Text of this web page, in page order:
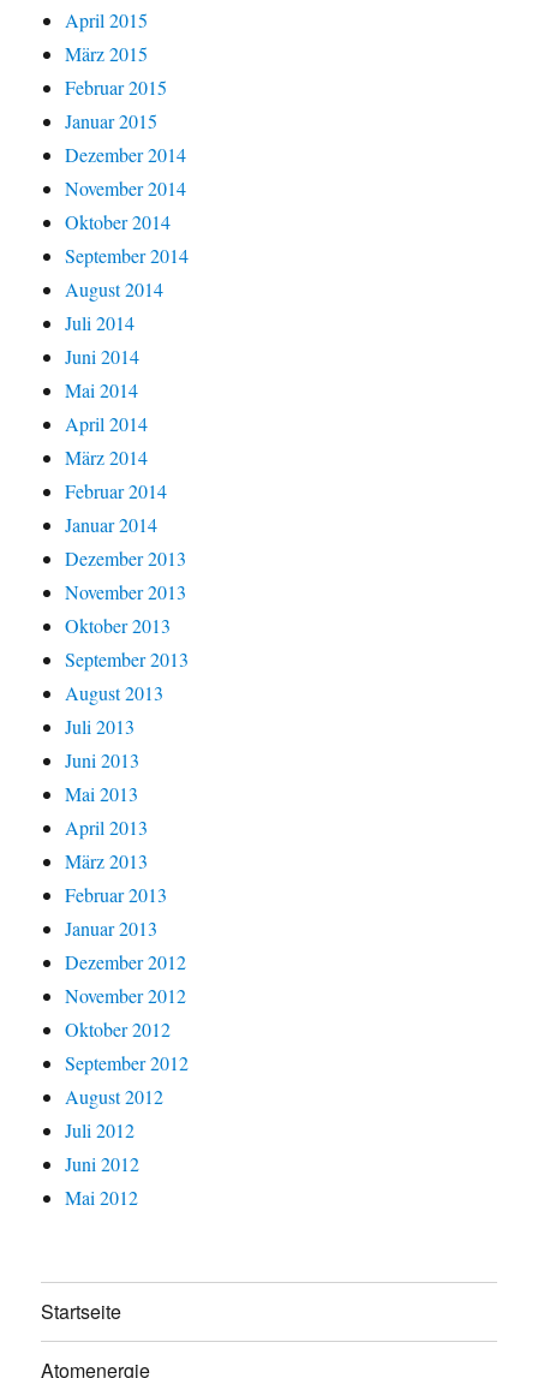
April 2015
März 2015
Februar 2015
Januar 2015
Dezember 2014
November 2014
Oktober 2014
September 2014
August 2014
Juli 2014
Juni 2014
Mai 2014
April 2014
März 2014
Februar 2014
Januar 2014
Dezember 2013
November 2013
Oktober 2013
September 2013
August 2013
Juli 2013
Juni 2013
Mai 2013
April 2013
März 2013
Februar 2013
Januar 2013
Dezember 2012
November 2012
Oktober 2012
September 2012
August 2012
Juli 2012
Juni 2012
Mai 2012
Startseite
Atomenergie